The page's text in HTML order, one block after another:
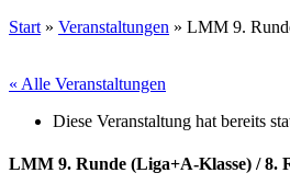
Start » Veranstaltungen » LMM 9.
« Alle Veranstaltungen
Diese Veranstaltung hat bereits
LMM 9. Runde (Liga+A-Klasse) / 8.